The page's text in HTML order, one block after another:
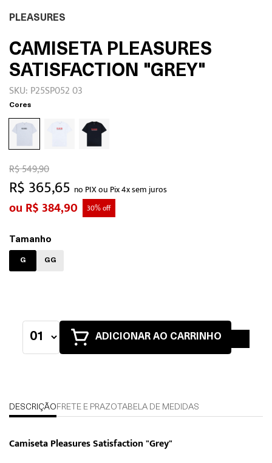
PLEASURES
CAMISETA PLEASURES
SATISFACTION "GREY"
SKU: P25SP052 03
Cores
R$ 365,65 no PIX ou Pix 4x sem juros
R$ 549,90
R$ 384,90 30% off
Tamanho
G GG
ADICIONAR AO CARRINHO
DESCRIÇÃO FRETE E PRAZOTABELA DE MEDIDAS
Camiseta Pleasures Satisfaction "Grey"